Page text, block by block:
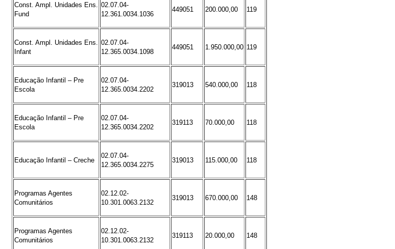
Const. Ampl. Unidades Ens.
Fund
02.07.04-
12.361.0034.1036
449051 200.000,00 119
Const. Ampl. Unidades Ens.
Infant
02.07.04-
12.365.0034.1098
449051 1.950.000,00 119
Educação Infantil – Pre
Escola
02.07.04-
12.365.0034.2202
319013 540.000,00 118
Educação Infantil – Pre
Escola
02.07.04-
12.365.0034.2202
319113 70.000,00 118
Educação Infantil – Creche
02.07.04-
12.365.0034.2275
319013 115.000,00 118
Programas Agentes
Comunitários
02.12.02-
10.301.0063.2132
319013 670.000,00 148
Programas Agentes
Comunitários
02.12.02-
10.301.0063.2132
319113 20.000,00 148